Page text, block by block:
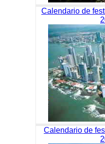
Calendario de
Calendario de